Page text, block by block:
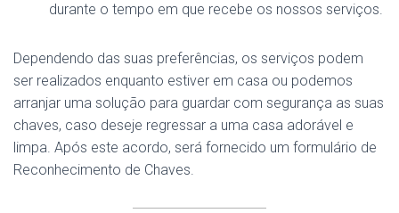
durante o tempo em que recebe os nossos serviços.
Dependendo das suas preferências, os serviços podem
ser realizados enquanto estiver em casa ou podemos
arranjar uma solução para guardar com segurança as suas
chaves, caso deseje regressar a uma casa adorável e
limpa. Após este acordo, será fornecido um formulário de
Reconhecimento de Chaves.